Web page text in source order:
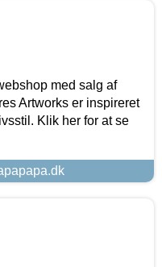
med salg af
Artworks er inspireret
Klik her for at se